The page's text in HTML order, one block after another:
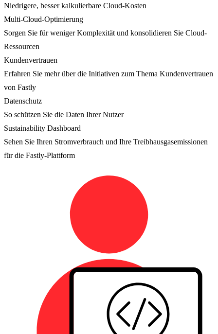
Niedrigere, besser kalkulierbare Cloud-Kosten
Multi-Cloud-Optimierung
Sorgen Sie für weniger Komplexität und konsolidieren Sie Cloud-
Ressourcen
Kundenvertrauen
Erfahren Sie mehr über die Initiativen zum Thema Kundenvertrauen
von Fastly
Datenschutz
So schützen Sie die Daten Ihrer Nutzer
Sustainability Dashboard
Sehen Sie Ihren Stromverbrauch und Ihre Treibhausgasemissionen
für die Fastly-Plattform